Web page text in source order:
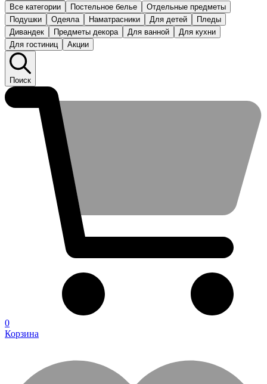
Все категории
Постельное белье
Отдельные предметы
Подушки
Одеяла Наматрасники Для детей
Пледы
Дивандек
Предметы декора Для ванной
Для кухни
Для гостиниц
Акции
Поиск
0
Корзина